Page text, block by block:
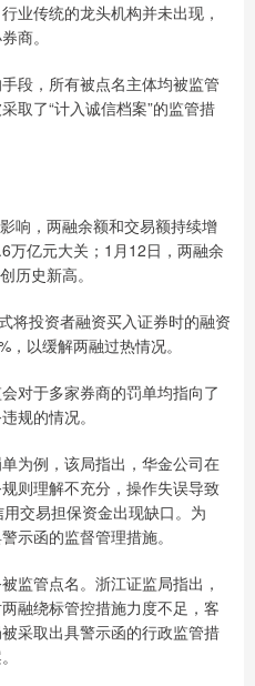
业传统的龙头机构并未出现，
商。
段，所有被点名主体均被监管
取了“计入诚信档案”的监管措
响，两融余额和交易额持续增
万亿元大关；1月12日，两融余
历史新高。
将投资者融资买入证券时的融资
以缓解两融过热情况。
对于多家券商的罚单均指向了
规的情况。
为例，该局指出，华金公司在
则理解不充分，操作失误导致
交易担保资金出现缺口。为
示函的监督管理措施。
监管点名。浙江证监局指出，
融绕标管控措施力度不足，客
采取出具警示函的行政监管措